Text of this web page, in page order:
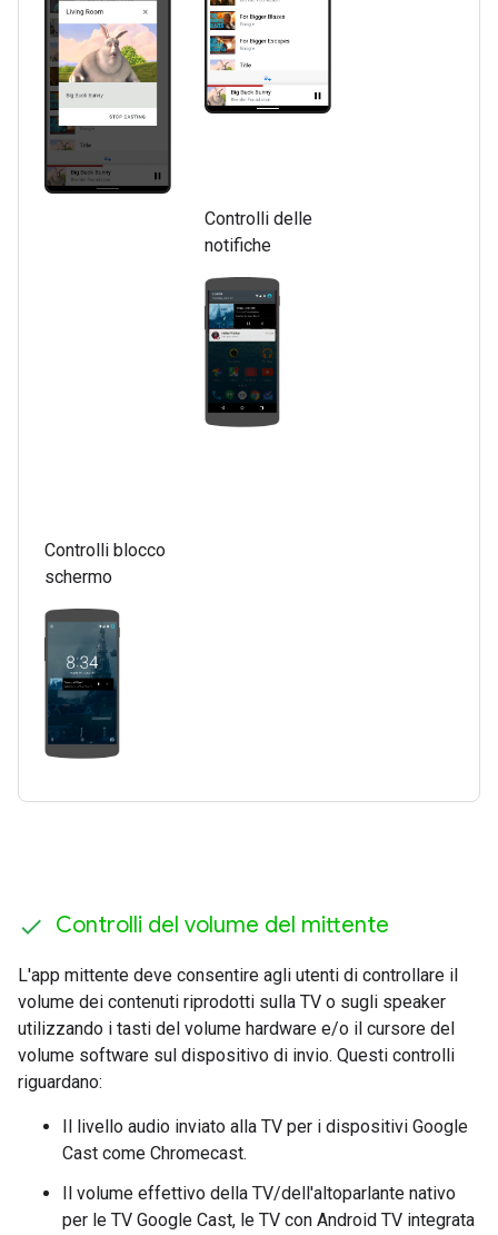
Controlli delle
notifiche
Controlli blocco
schermo
Controlli del volume del mittente
L'app mittente deve consentire agli utenti di controllare il
volume dei contenuti riprodotti sulla TV o sugli speaker
utilizzando i tasti del volume hardware e/o il cursore del
volume software sul dispositivo di invio. Questi controlli
riguardano:
Il livello audio inviato alla TV per i dispositivi Google
Cast come Chromecast.
Il volume effettivo della TV/dell'altoparlante nativo
per le TV Google Cast, le TV con Android TV integrata